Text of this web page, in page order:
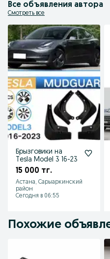
Все объявления автора
Смотреть все
Брызговики на
Tesla Model 3 16-23
15 000 тг.
Астана, Сарыаркинский
район
Сегодня в 06:55
Похожие